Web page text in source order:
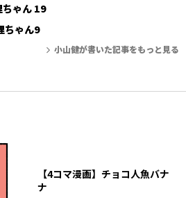
ちゃん 19
ちゃん9
小山健が書いた記事をもっと見る
【4コマ漫画】チョコ人魚バナ
ナ